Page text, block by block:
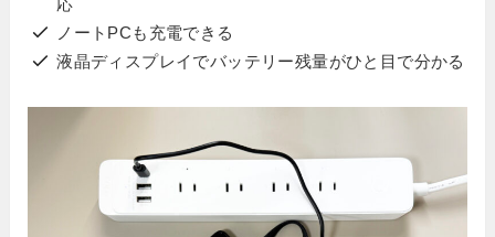
応
ノートPCも充電できる
液晶ディスプレイでバッテリー残量がひと目で分かる